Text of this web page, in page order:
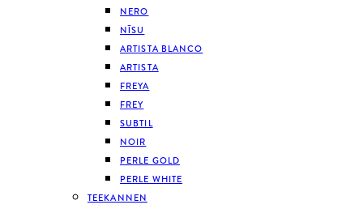
NERO
NĪSU
ARTISTA BLANCO
ARTISTA
FREYA
FREY
SUBTIL
NOIR
PERLE GOLD
PERLE WHITE
TEEKANNEN